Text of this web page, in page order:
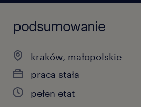
podsumowanie
kraków, małopolskie
praca stała
pełen etat